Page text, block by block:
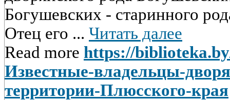
Богушевских - старинного
Отец его ... Читать далее
Read more https://
Известные-владельцы-
территории-Плюсского-края